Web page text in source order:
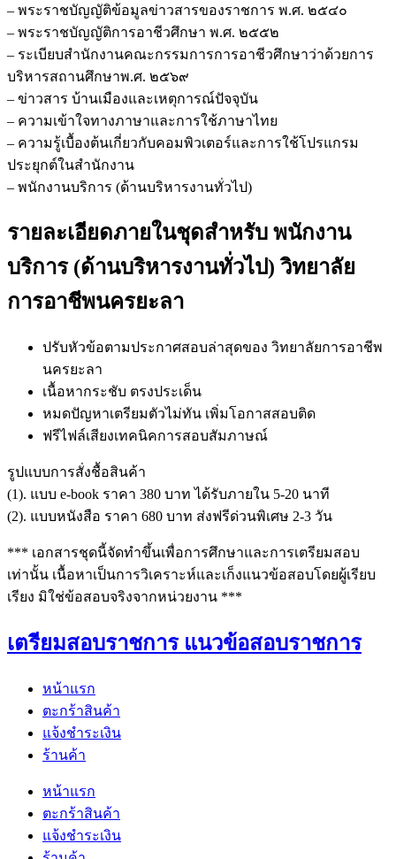
– พระราชบัญญัติข้อมูลข่าวสารของราชการ พ.ศ. ๒๕๔๐
– พระราชบัญญัติการอาชีวศึกษา พ.ศ. ๒๕๕๒
– ระเบียบสำนักงานคณะกรรมการการอาชีวศึกษาว่าด้วยการ
บริหารสถานศึกษาพ.ศ. ๒๕๖๙
– ข่าวสาร บ้านเมืองและเหตุการณ์ปัจจุบัน
– ความเข้าใจทางภาษาและการใช้ภาษาไทย
– ความรู้เบื้องต้นเกี่ยวกับคอมพิวเตอร์และการใช้โปรแกรม
ประยุกต์ในสำนักงาน
– พนักงานบริการ (ด้านบริหารงานทั่วไป)
รายละเอียดภายในชุดสำหรับ พนักงาน
บริการ (ด้านบริหารงานทั่วไป) วิทยาลัย
การอาชีพนครยะลา
ปรับหัวข้อตามประกาศสอบล่าสุดของ วิทยาลัยการอาชีพ
นครยะลา
เนื้อหากระชับ ตรงประเด็น
หมดปัญหาเตรียมตัวไม่ทัน เพิ่มโอกาสสอบติด
ฟรีไฟล์เสียงเทคนิคการสอบสัมภาษณ์
รูปแบบการสั่งชื้อสินค้า
(1). แบบ e-book ราคา 380 บาท ได้รับภายใน 5-20 นาที
(2). แบบหนังสือ ราคา 680 บาท ส่งฟรีด่วนพิเศษ 2-3 วัน
*** เอกสารชุดนี้จัดทำขึ้นเพื่อการศึกษาและการเตรียมสอบ
เท่านั้น เนื้อหาเป็นการวิเคราะห์และเก็งแนวข้อสอบโดยผู้เรียบ
เรียง มิใช่ข้อสอบจริงจากหน่วยงาน ***
เตรียมสอบราชการ แนวข้อสอบราชการ
หน้าแรก
ตะกร้าสินค้า
แจ้งชำระเงิน
ร้านค้า
หน้าแรก
ตะกร้าสินค้า
แจ้งชำระเงิน